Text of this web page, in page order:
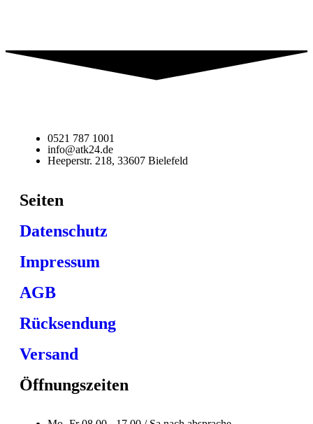
0521 787 1001
info@atk24.de
Heeperstr. 218, 33607 Bielefeld
Seiten
Datenschutz
Impressum
AGB
Rücksendung
Versand
Öffnungszeiten